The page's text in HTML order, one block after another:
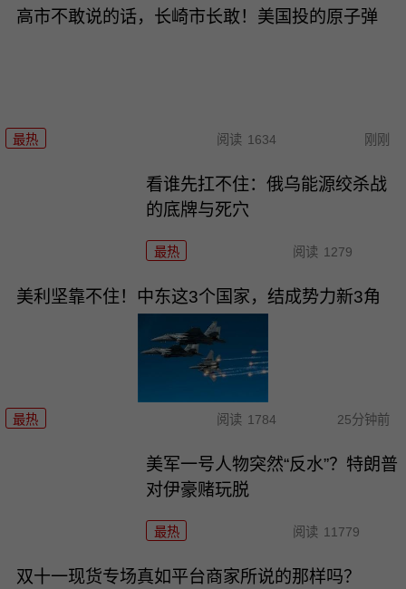
高市不敢说的话，长崎市长敢！美国投的原子弹
最热 阅读 1634 刚刚
看谁先扛不住：俄乌能源绞杀战
的底牌与死穴
最热 阅读 1279
美利坚靠不住！中东这3个国家，结成势力新3角
最热 阅读 1784 25分钟前
美军一号人物突然“反水”？特朗普
对伊豪赌玩脱
最热 阅读 11779
双十一现货专场真如平台商家所说的那样吗？